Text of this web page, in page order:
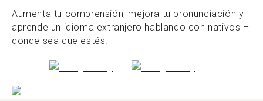
Aumenta tu comprensión, mejora tu pronunciación y
aprende un idioma extranjero hablando con nativos –
donde sea que estés.